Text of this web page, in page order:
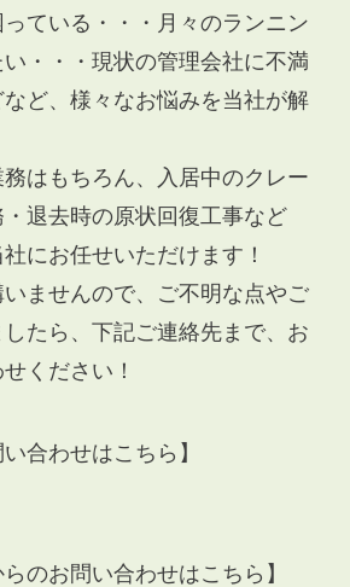
ている・・・月々のランニン
・・・現状の管理会社に不満
ど、様々なお悩みを当社が解
はもちろん、入居中のクレー
退去時の原状回復工事など
にお任せいただけます！
ませんので、ご不明な点やご
たら、下記ご連絡先まで、お
ください！
合わせはこちら】
のお問い合わせはこちら】